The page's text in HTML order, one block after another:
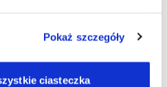
Pokaż szczegóły
ciasteczka